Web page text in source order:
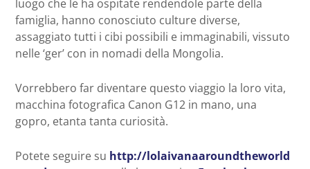
luogo che le ha ospitate rendendole parte della
famiglia, hanno conosciuto culture diverse,
assaggiato tutti i cibi possibili e immaginabili, vissuto
nelle ‘ger’ con in nomadi della Mongolia.
Vorrebbero far diventare questo viaggio la loro vita,
macchina fotografica Canon G12 in mano, una
gopro, etanta tanta curiosità.
Potete seguire su http://lolaivanaaroundtheworld